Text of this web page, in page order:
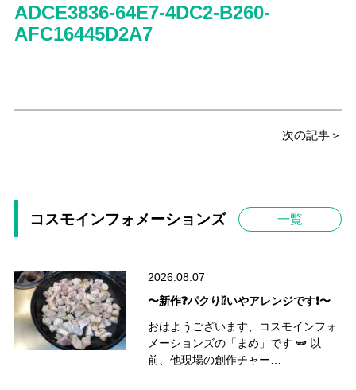
ADCE3836-64E7-4DC2-B260-
AFC16445D2A7
次の記事＞
コスモインフォメーションズ 一覧
2026.08.07
〜新作❓パクり⁉️いやアレンジです❗️〜
おはようございます、コスモインフォ
メーションズの「まめ」です 🫛 以
前、他現場の創作チャー…